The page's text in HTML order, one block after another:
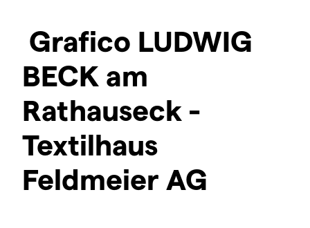
Grafico LUDWIG
BECK am
Rathauseck -
Textilhaus
Feldmeier AG